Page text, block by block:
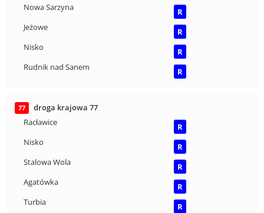
Nowa Sarzyna
R
Jeżowe
R
Nisko
R
Rudnik nad Sanem
R
77
droga krajowa 77
Racławice
R
Nisko
R
Stalowa Wola
R
Agatówka
R
Turbia
R